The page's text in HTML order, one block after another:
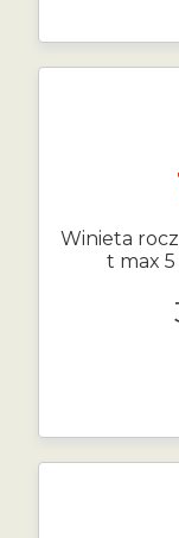
Winieta
t max 5